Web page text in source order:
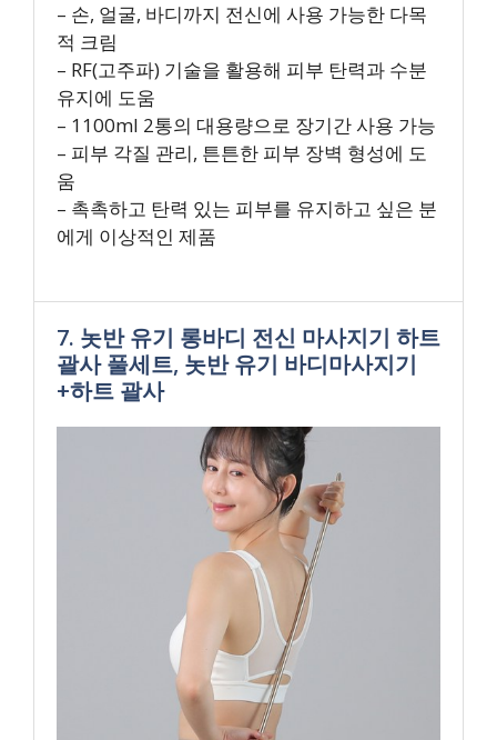
– 손, 얼굴, 바디까지 전신에 사용 가능한 다목
적 크림
– RF(고주파) 기술을 활용해 피부 탄력과 수분
유지에 도움
– 1100ml 2통의 대용량으로 장기간 사용 가능
– 피부 각질 관리, 튼튼한 피부 장벽 형성에 도
움
– 촉촉하고 탄력 있는 피부를 유지하고 싶은 분
에게 이상적인 제품
7. 놋반 유기 롱바디 전신 마사지기 하트
괄사 풀세트, 놋반 유기 바디마사지기
+하트 괄사